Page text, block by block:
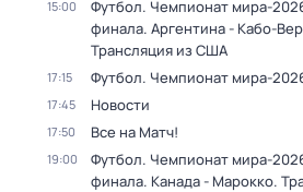
15:00
Футбол. Чемпионат мира-
финала. Аргентина - Кабо-
Трансляция из США
17:15 Футбол. Чемпионат мира-
17:45 Новости
17:50 Все на Матч!
19:00
Футбол. Чемпионат мира-
финала. Канада - Марокко.